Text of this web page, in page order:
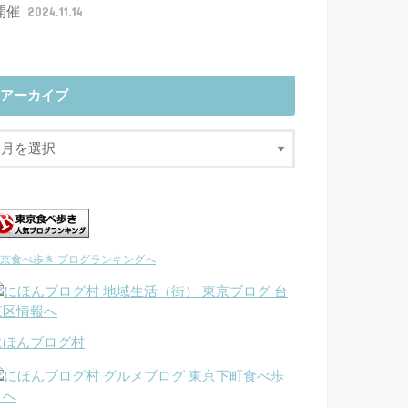
催 2024.11.14
アーカイブ
食べ歩き ブログランキングへ
ほんブログ村